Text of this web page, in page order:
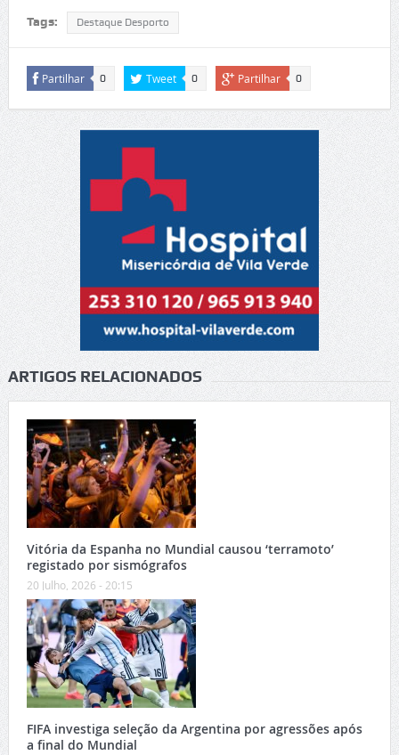
Tags: Destaque Desporto
Partilhar 0 Tweet 0 Partilhar 0
ARTIGOS RELACIONADOS
Vitória da Espanha no Mundial causou ‘terramoto’
registado por sismógrafos
20 Julho, 2026 - 20:15
FIFA investiga seleção da Argentina por agressões após
a final do Mundial